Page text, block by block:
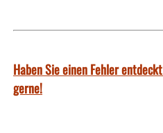
Haben Sie einen Fehler
gerne!